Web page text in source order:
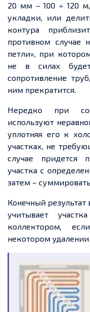
20 мм – 100 ÷ 120
укладки, или
контура
противном случае
петли», при
не в силах будет
сопротивление
ним прекратится.
Нередко при
используют
уплотняя его к
участках, не
случае придется
участка с
затем –
Конечный результат
учитывает
коллектором,
некотором